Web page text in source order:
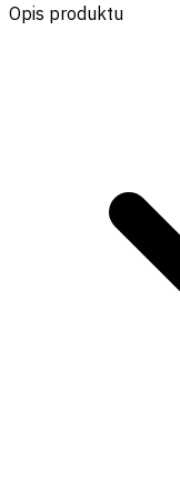
Opis produktu